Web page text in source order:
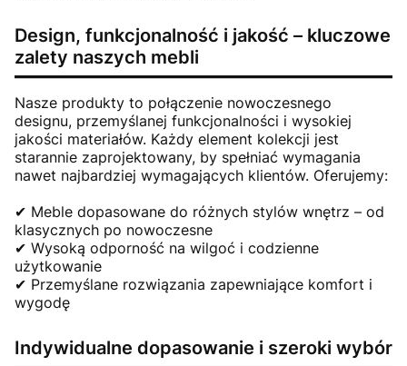
Design, funkcjonalność i jakość – kluczowe
zalety naszych mebli
Nasze produkty to połączenie nowoczesnego
designu, przemyślanej funkcjonalności i wysokiej
jakości materiałów. Każdy element kolekcji jest
starannie zaprojektowany, by spełniać wymagania
nawet najbardziej wymagających klientów. Oferujemy:
✔ Meble dopasowane do różnych stylów wnętrz – od
klasycznych po nowoczesne
✔ Wysoką odporność na wilgoć i codzienne
użytkowanie
✔ Przemyślane rozwiązania zapewniające komfort i
wygodę
Indywidualne dopasowanie i szeroki wybór